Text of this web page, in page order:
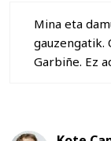
Mina eta
gauzengatik.
Garbiñe. Ez